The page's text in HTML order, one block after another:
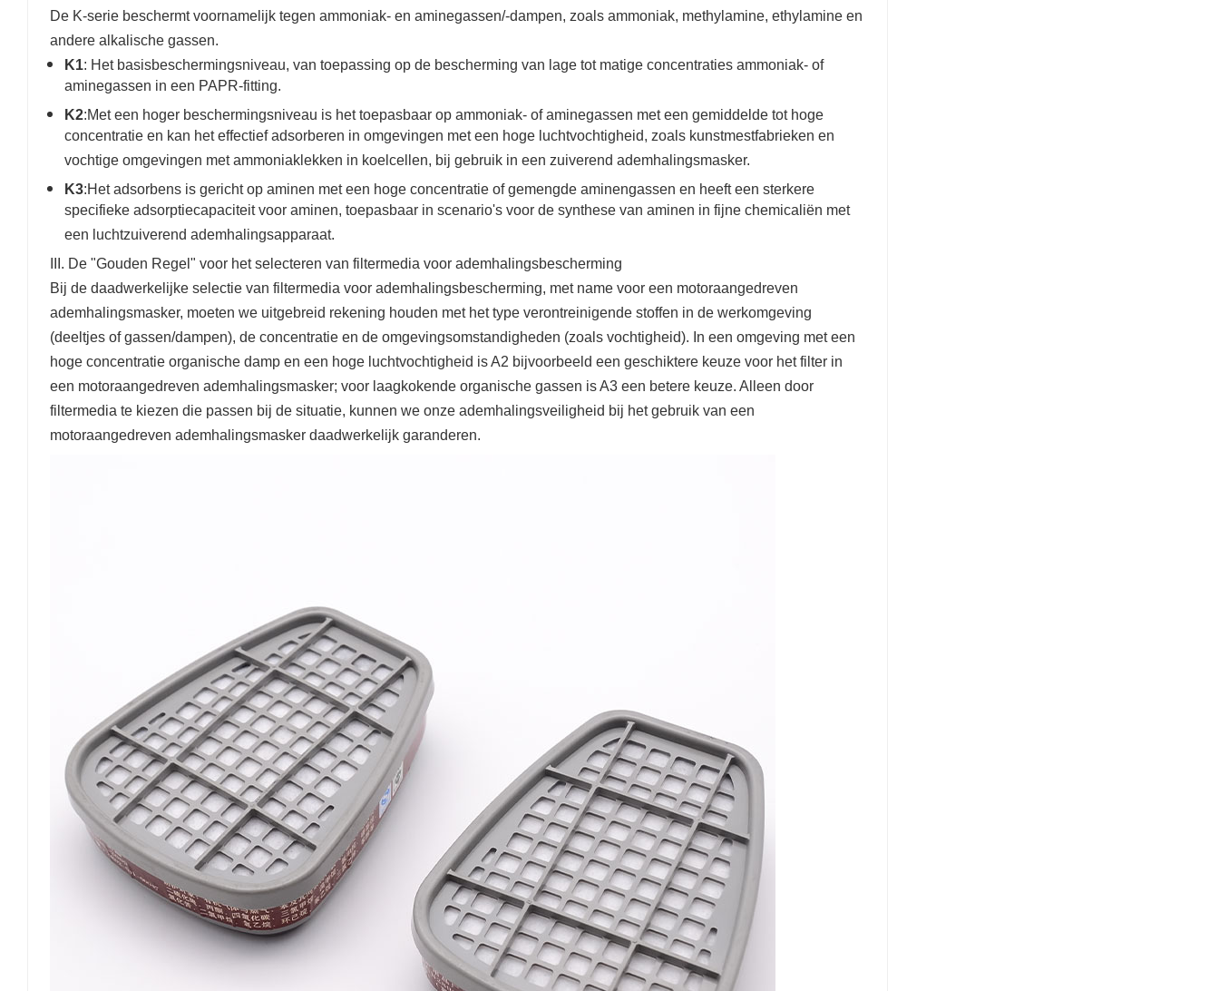
De K-serie beschermt voornamelijk tegen ammoniak- en aminegassen/-dampen, zoals ammoniak, methylamine, ethylamine en
andere alkalische gassen.
K1: Het basisbeschermingsniveau, van toepassing op de bescherming van lage tot matige concentraties ammoniak- of
aminegassen in een PAPR-fitting.
K2:Met een hoger beschermingsniveau is het toepasbaar op ammoniak- of aminegassen met een gemiddelde tot hoge
concentratie en kan het effectief adsorberen in omgevingen met een hoge luchtvochtigheid, zoals kunstmestfabrieken en
vochtige omgevingen met ammoniaklekken in koelcellen, bij gebruik in een zuiverend ademhalingsmasker.
K3:Het adsorbens is gericht op aminen met een hoge concentratie of gemengde aminengassen en heeft een sterkere
specifieke adsorptiecapaciteit voor aminen, toepasbaar in scenario's voor de synthese van aminen in fijne chemicaliën met
een luchtzuiverend ademhalingsapparaat.​
III. De "Gouden Regel" voor het selecteren van filtermedia voor ademhalingsbescherming
Bij de daadwerkelijke selectie van filtermedia voor ademhalingsbescherming, met name voor een motoraangedreven
ademhalingsmasker, moeten we uitgebreid rekening houden met het type verontreinigende stoffen in de werkomgeving
(deeltjes of gassen/dampen), de concentratie en de omgevingsomstandigheden (zoals vochtigheid). In een omgeving met een
hoge concentratie organische damp en een hoge luchtvochtigheid is A2 bijvoorbeeld een geschiktere keuze voor het filter in
een motoraangedreven ademhalingsmasker; voor laagkokende organische gassen is A3 een betere keuze. Alleen door
filtermedia te kiezen die passen bij de situatie, kunnen we onze ademhalingsveiligheid bij het gebruik van een
motoraangedreven ademhalingsmasker daadwerkelijk garanderen.